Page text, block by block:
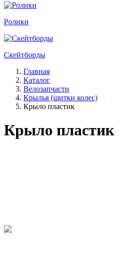
Ролики
Скейтборды
Главная
Каталог
Велозапчасти
Крылья (щитки колес)
Крыло пластик
Крыло пластик